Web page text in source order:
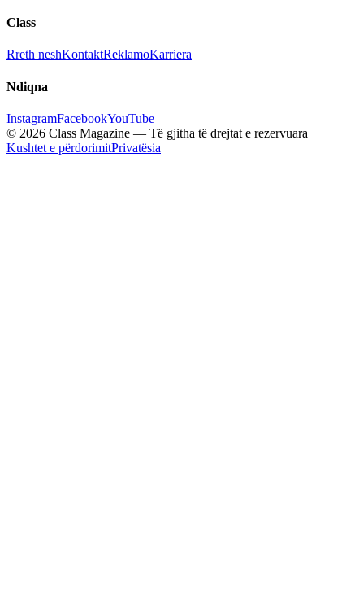
Class
Rreth neshKontaktReklamoKarriera
Ndiqna
InstagramFacebookYouTube
© 2026 Class Magazine — Të gjitha të drejtat e rezervuara
Kushtet e përdorimitPrivatësia